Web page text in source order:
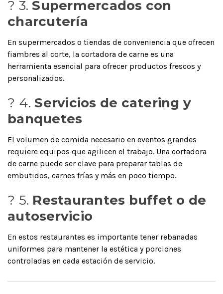
? 3.Supermercados con
charcutería
En supermercados o tiendas de conveniencia que ofrecen
fiambres al corte, la cortadora de carne es una
herramienta esencial para ofrecer productos frescos y
personalizados.
? 4.Servicios de catering y
banquetes
El volumen de comida necesario en eventos grandes
requiere equipos que agilicen el trabajo. Una cortadora
de carne puede ser clave para preparar tablas de
embutidos, carnes frías y más en poco tiempo.
?️ 5. Restaurantes buffet o de
autoservicio
En estos restaurantes es importante tener rebanadas
uniformes para mantener la estética y porciones
controladas en cada estación de servicio.